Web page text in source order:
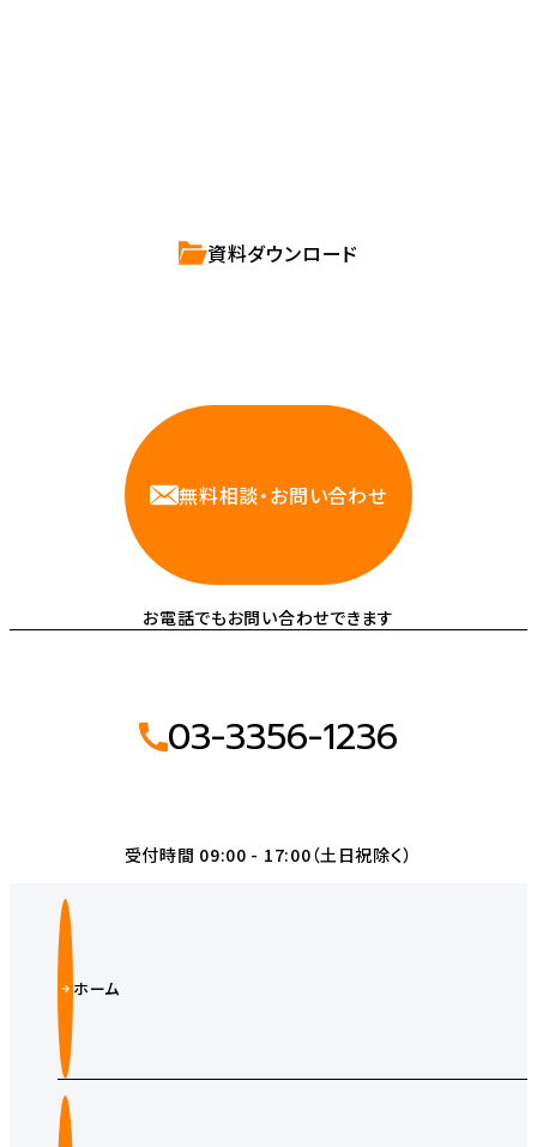
資料ダウンロード
無料相談・お問い合わせ
お電話でもお問い合わせできます
03-3356-1236
受付時間 09:00 - 17:00（土日祝除く）
ホーム